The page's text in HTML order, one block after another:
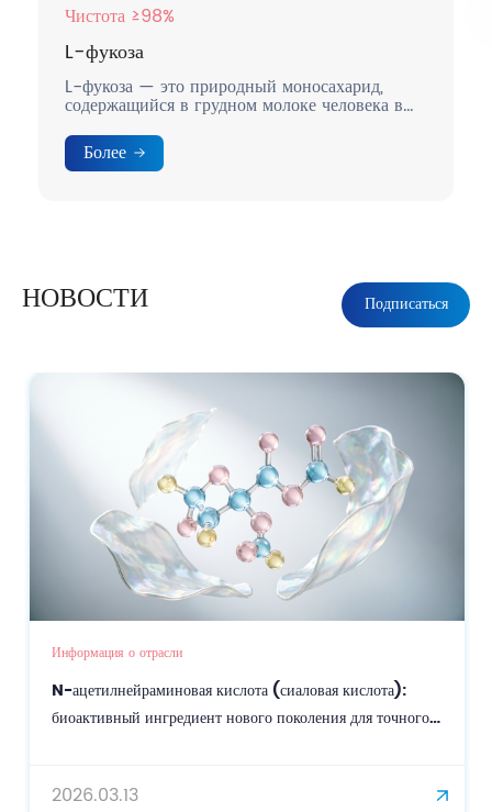
Чистота ≥98%
L-фукоза
L-фукоза — это природный моносахарид,
содержащийся в грудном молоке человека в
относительно высоких концентрациях.
Более
НОВОСТИ Подписаться
Информация о отрасли
N-ацетилнейраминовая кислота (сиаловая кислота):
биоактивный ингредиент нового поколения для точного
2026.03.13